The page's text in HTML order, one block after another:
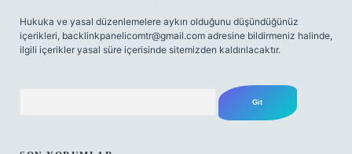
Hukuka ve yasal düzenlemelere aykırı olduğunu düşündüğünüz
içerikleri, backlinkpanelicomtr@gmail.com adresine bildirmeniz halinde,
ilgili içerikler yasal süre içerisinde sitemizden kaldırılacaktır.